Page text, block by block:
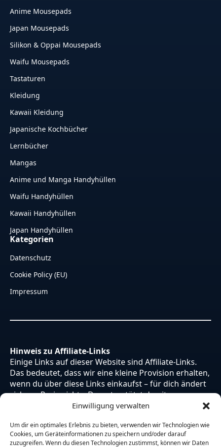
Einwilligung verwalten
Um dir ein optimales Erlebnis zu bieten, verwenden wir Technologien wie
Cookies, um Geräteinformationen zu speichern und/oder darauf
zuzugreifen. Wenn du diesen Technologien zustimmst, können wir Daten
Anime Mousepads
Japan Mousepads
Silikon & Oppai Mousepads
Waifu Mousepads
Tastaturen
Kleidung
Kawaii Kleidung
Japanische Kochbücher
Lernbücher
Mangas
Anime und Manga Handyhüllen
Waifu Handyhüllen
Kawaii Handyhüllen
Japan Handyhüllen
Kategorien
Datenschutz
Cookie Policy (EU)
Impressum
Hinweis zu Affiliate-Links
Einige Links auf dieser Website sind Affiliate-Links.
Das bedeutet, dass wir eine kleine Provision erhalten,
wenn du über diese Links einkaufst – für dich ändert
sich am Preis nichts. Du unterstützt damit unsere
Arbeit. Vielen Dank dafür!